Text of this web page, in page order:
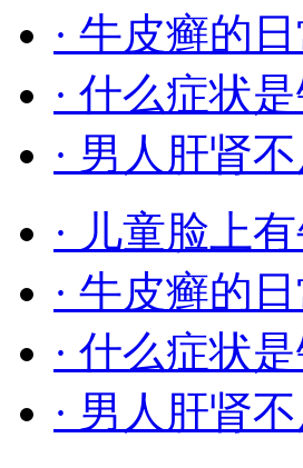
· 牛皮癣的
· 什么症状
· 男人肝肾
· 儿童脸上
· 牛皮癣的
· 什么症状
· 男人肝肾